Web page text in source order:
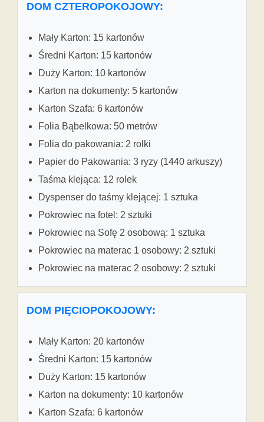
DOM CZTEROPOKOJOWY:
Mały Karton: 15 kartonów
Średni Karton: 15 kartonów
Duży Karton: 10 kartonów
Karton na dokumenty: 5 kartonów
Karton Szafa: 6 kartonów
Folia Bąbelkowa: 50 metrów
Folia do pakowania: 2 rolki
Papier do Pakowania: 3 ryzy (1440 arkuszy)
Taśma klejąca: 12 rolek
Dyspenser do taśmy klejącej: 1 sztuka
Pokrowiec na fotel: 2 sztuki
Pokrowiec na Sofę 2 osobową: 1 sztuka
Pokrowiec na materac 1 osobowy: 2 sztuki
Pokrowiec na materac 2 osobowy: 2 sztuki
DOM PIĘCIOPOKOJOWY:
Mały Karton: 20 kartonów
Średni Karton: 15 kartonów
Duży Karton: 15 kartonów
Karton na dokumenty: 10 kartonów
Karton Szafa: 6 kartonów